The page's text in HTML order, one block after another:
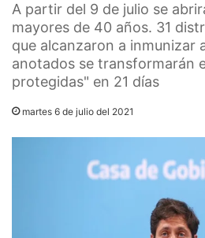
A partir del 9 de julio se
mayores de 40 años. 31
que alcanzaron a inmunizar
anotados se transformarán
protegidas" en 21 días
martes 6 de julio del 2021